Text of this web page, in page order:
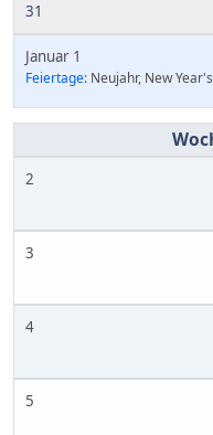
31
Januar 1
Feiertage: Neujahr, New Year's
2
3
4
5